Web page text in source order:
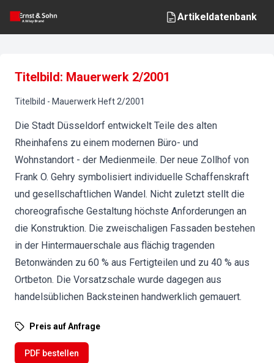
Artikeldatenbank
Titelbild: Mauerwerk 2/2001
Titelbild - Mauerwerk Heft 2/2001
Die Stadt Düsseldorf entwickelt Teile des alten
Rheinhafens zu einem modernen Büro- und
Wohnstandort - der Medienmeile. Der neue Zollhof von
Frank O. Gehry symbolisiert individuelle Schaffenskraft
und gesellschaftlichen Wandel. Nicht zuletzt stellt die
choreografische Gestaltung höchste Anforderungen an
die Konstruktion. Die zweischaligen Fassaden bestehen
in der Hintermauerschale aus flächig tragenden
Betonwänden zu 60 % aus Fertigteilen und zu 40 % aus
Ortbeton. Die Vorsatzschale wurde dagegen aus
handelsüblichen Backsteinen handwerklich gemauert.
Preis auf Anfrage
PDF bestellen